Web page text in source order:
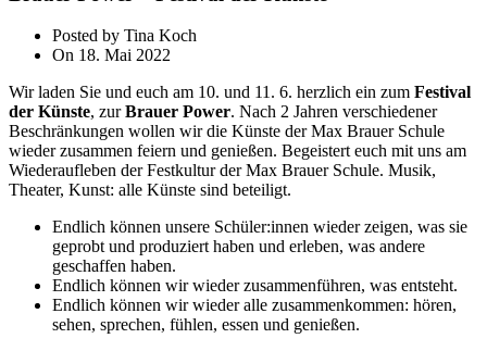
Posted by Tina Koch
On 18. Mai 2022
Wir laden Sie und euch am 10. und 11. 6. herz­lich ein zum Festival
der Künste, zurBrauer Power. Nach 2 Jahren ver­schie­de­ner
Beschränkungen wol­len wir die Künste der Max Brauer Schule
wie­der zusam­men fei­ern und genie­ßen. Begeistert euch mit uns am
Wiederaufleben der Festkultur der Max Brauer Schule. Musik,
Theater, Kunst: alle Künste sind beteiligt.
Endlich kön­nen unse­re Schüler:innen wie­der zei­gen, was sie
geprobt und pro­du­ziert haben und erle­ben, was ande­re
geschaf­fen haben.
Endlich kön­nen wir wie­der zusam­men­füh­ren, was entsteht.
Endlich kön­nen wir wie­der alle zusam­men­kom­men: hören,
sehen, spre­chen, füh­len, essen und genießen.